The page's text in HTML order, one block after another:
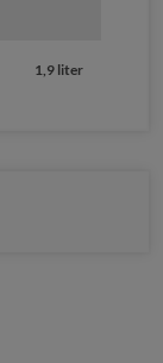
1,9 liter